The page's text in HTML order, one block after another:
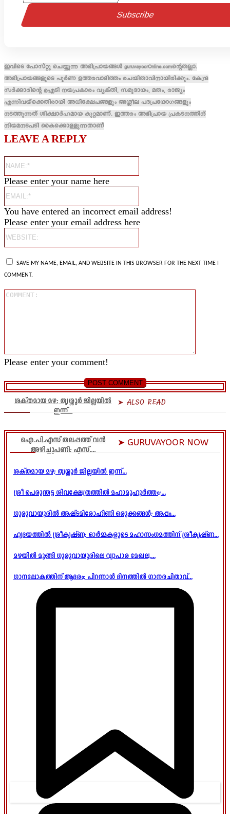
ഇവിടെ പോസ്റ്റു ചെയ്യുന്ന അഭിപ്രായങ്ങൾ guruvayoorOnline.comന്റെതല്ലാ.
അഭിപ്രായങ്ങളുടെ പൂർണ ഉത്തരവാദിത്തം രചയിതാവിനായിരിക്കും. കേന്ദ്ര
സർക്കാരിന്റെ ഐടി നയപ്രകാരം വ്യക്തി, സമുദായം, മതം, രാജ്യം
എന്നിവയ്ക്കെതിരായി അധിക്ഷേപങ്ങളും അശ്ലീല പദപ്രയോഗങ്ങളും
നടത്തുന്നത് ശിക്ഷാർഹമായ കുറ്റമാണ്. ഇത്തരം അഭിപ്രായ പ്രകടനത്തിന്
നിയമനടപടി കൈക്കൊള്ളുന്നതാണ്
LEAVE A REPLY
Please enter your comment!
Please enter your name here
You have entered an incorrect email address!
Please enter your email address here
SAVE MY NAME, EMAIL, AND WEBSITE IN THIS BROWSER FOR THE NEXT TIME I
COMMENT.
ശക്തമായ മഴ; തൃശ്ശൂർ ജില്ലയിൽ
ഇന്ന്...
ഐ.പി.എസ് തലപ്പത്ത് വൻ
അഴിച്ചുപണി; എസ്....
➤ ALSO READ
ശക്തമായ മഴ; തൃശ്ശൂർ ജില്ലയിൽ ഇന്ന്...
ശ്രീ പെരുന്തട്ട ശിവക്ഷേത്രത്തിൽ മഹാമുഹൂർത്തം;...
ഗുരുവായൂരിൽ അഷ്ടമിരോഹിണി ഒരുക്കങ്ങൾ; അപ്പം...
ഹൃദയത്തിൽ ശ്രീകൃഷ്ണ; ഓർമ്മകളുടെ മഹാസംഗമത്തിന് ശ്രീകൃഷ്ണ...
മഴയിൽ മുങ്ങി ഗുരുവായൂരിലെ വ്യാപാര മേഖല,...
ഗാനലോകത്തിന് ആദരം; പിറന്നാൾ ദിനത്തിൽ ഗാനരചിതാവ്...
➤ GURUVAYOOR NOW